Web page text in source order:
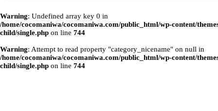
Warning: Undefined array key 0 in
/home/cocomaniwa/cocomaniwa.com/public_html/wp-content/
child/single.php on line 744
Warning: Attempt to read property "category_nicename" on null in
/home/cocomaniwa/cocomaniwa.com/public_html/wp-content/
child/single.php on line 744